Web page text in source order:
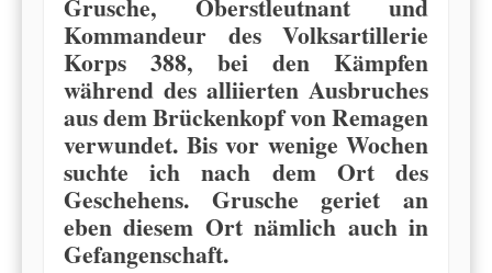
Grusche, Oberstleutnant und
Kommandeur des Volksartillerie
Korps 388, bei den Kämpfen
während des alliierten Ausbruches
aus dem Brückenkopf von Remagen
verwundet. Bis vor wenige Wochen
suchte ich nach dem Ort des
Geschehens. Grusche geriet an
eben diesem Ort nämlich auch in
Gefangenschaft.